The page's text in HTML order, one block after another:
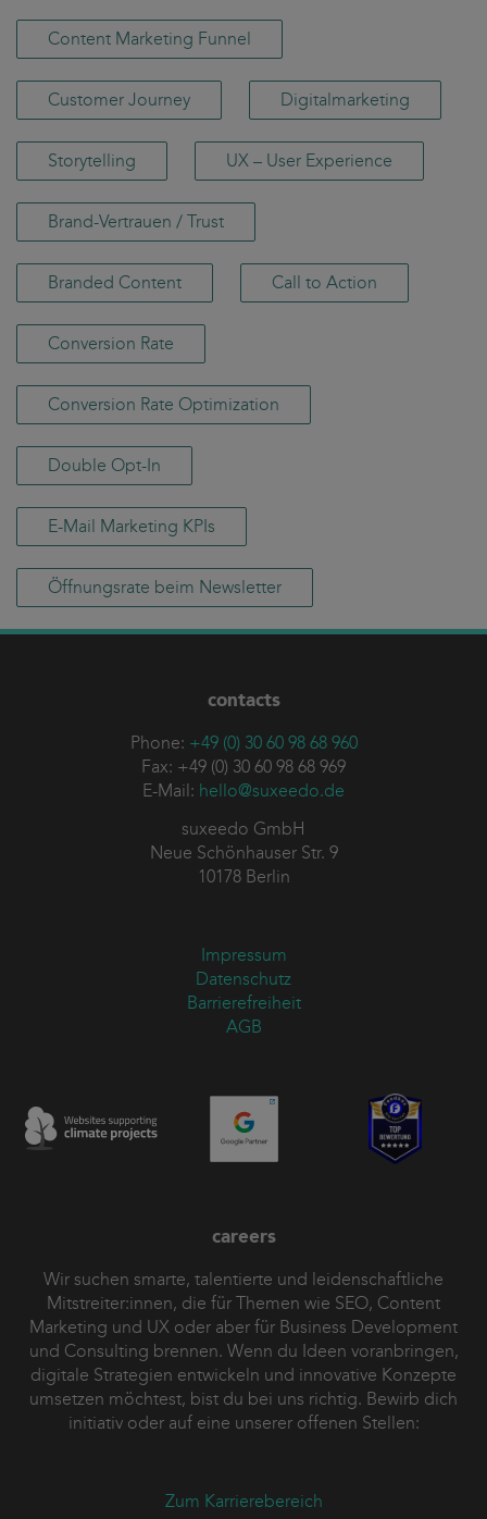
Content Marketing Funnel
Customer Journey Digitalmarketing
Storytelling UX – User Experience
Brand-Vertrauen / Trust
Branded Content Call to Action
Conversion Rate
Conversion Rate Optimization
Double Opt-In
E-Mail Marketing KPIs
Öffnungsrate beim Newsletter
contacts
Phone: +49 (0) 30 60 98 68 960
Fax: +49 (0) 30 60 98 68 969
E-Mail: hello@suxeedo.de
suxeedo GmbH
Neue Schönhauser Str. 9
10178 Berlin
Impressum
Datenschutz
Barrierefreiheit
AGB
careers
Wir suchen smarte, talentierte und leidenschaftliche
Mitstreiter:innen, die für Themen wie SEO, Content
Marketing und UX oder aber für Business Development
und Consulting brennen. Wenn du Ideen voranbringen,
digitale Strategien entwickeln und innovative Konzepte
umsetzen möchtest, bist du bei uns richtig. Bewirb dich
initiativ oder auf eine unserer offenen Stellen:
Zum Karrierebereich